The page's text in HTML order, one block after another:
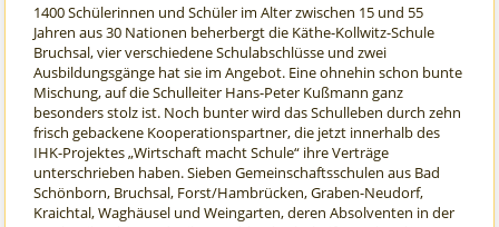
1400 Schülerinnen und Schüler im Alter zwischen 15 und 55
Jahren aus 30 Nationen beherbergt die Käthe-Kollwitz-Schule
Bruchsal, vier verschiedene Schulabschlüsse und zwei
Ausbildungsgänge hat sie im Angebot. Eine ohnehin schon bunte
Mischung, auf die Schulleiter Hans-Peter Kußmann ganz
besonders stolz ist. Noch bunter wird das Schulleben durch zehn
frisch gebackene Kooperationspartner, die jetzt innerhalb des
IHK-Projektes „Wirtschaft macht Schule“ ihre Verträge
unterschrieben haben. Sieben Gemeinschaftsschulen aus Bad
Schönborn, Bruchsal, Forst/Hambrücken, Graben-Neudorf,
Kraichtal, Waghäusel und Weingarten, deren Absolventen in der